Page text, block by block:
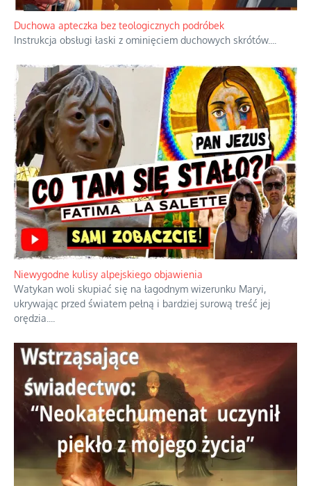
Duchowa apteczka bez teologicznych podróbek
Instrukcja obsługi łaski z ominięciem duchowych skrótów.
Niewygodne kulisy alpejskiego objawienia
Watykan woli skupiać się na łagodnym wizerunku Maryi,
ukrywając przed światem pełną i bardziej surową treść jej
orędzia.